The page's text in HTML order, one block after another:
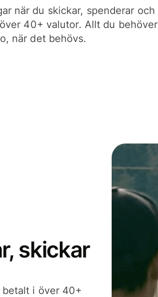
när du skickar, spenderar och
40+ valutor. Allt du behöver
när det behövs.
skickar
betalt i över 40+